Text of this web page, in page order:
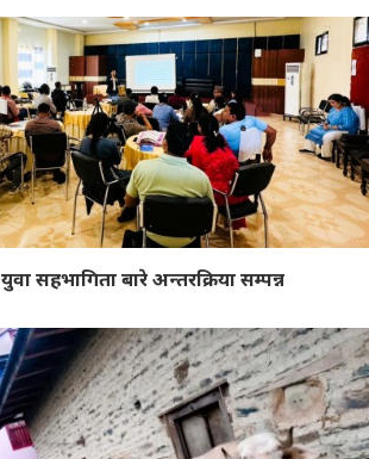
सहभागिता बारे अन्तरक्रिया सम्पन्न